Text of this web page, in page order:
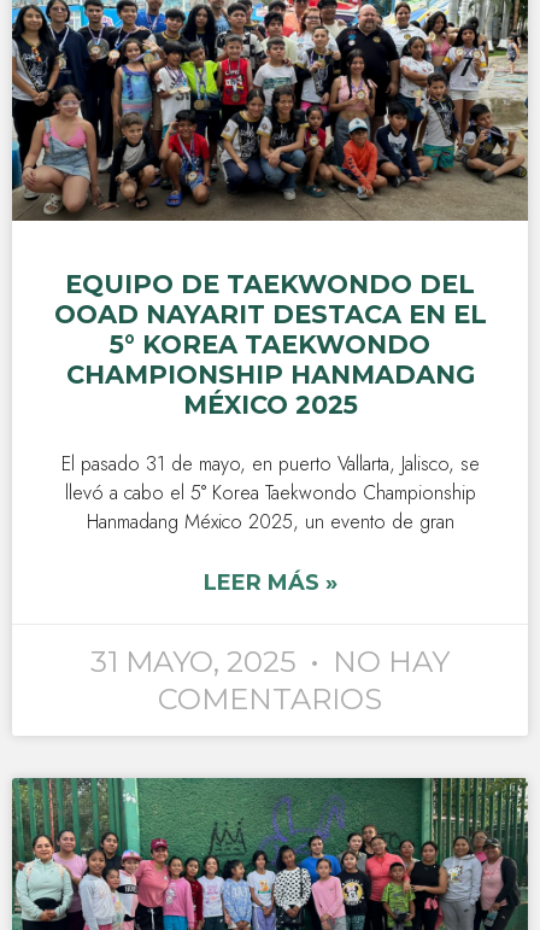
EQUIPO DE TAEKWONDO DEL
OOAD NAYARIT DESTACA EN EL
5° KOREA TAEKWONDO
CHAMPIONSHIP HANMADANG
MÉXICO 2025
El pasado 31 de mayo, en puerto Vallarta, Jalisco, se
llevó a cabo el 5° Korea Taekwondo Championship
Hanmadang México 2025, un evento de gran
LEER MÁS »
31 MAYO, 2025
NO HAY
COMENTARIOS